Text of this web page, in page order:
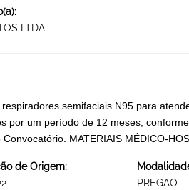
LTDA
semifaciais N95 para
por um período de 12 meses,
MATERIAIS MÉDICO-
de Origem:
PREGAO